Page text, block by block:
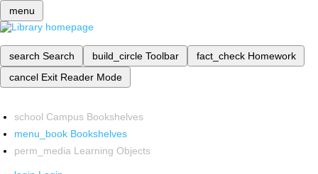
menu
search Search build_circle Toolbar fact_check Homework
cancel Exit Reader Mode
school Campus Bookshelves
menu_book Bookshelves
perm_media Learning Objects